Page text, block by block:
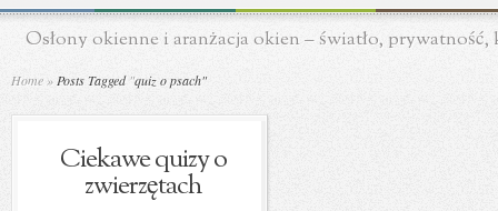
Osłony okienne i aranżacja okien – światło,
Home » Posts Tagged "quiz o psach"
Ciekawe quizy o
zwierzętach